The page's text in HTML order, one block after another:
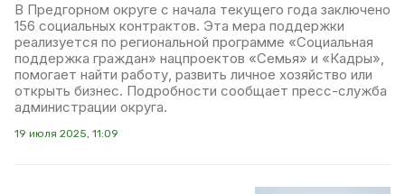
В Предгорном округе с начала текущего года заключено
156 социальных контрактов. Эта мера поддержки
реализуется по региональной программе «Социальная
поддержка граждан» нацпроектов «Семья» и «Кадры»,
помогает найти работу, развить личное хозяйство или
открыть бизнес. Подробности сообщает пресс-служба
администрации округа.
19 июля 2025, 11:09